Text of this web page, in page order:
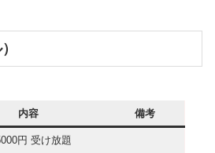
内容 備考
円 受け放題